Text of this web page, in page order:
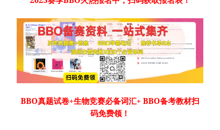
BBO真题试卷+生物竞赛必备词汇+ BBO备考教材扫
码免费领！